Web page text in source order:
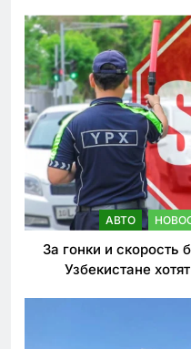
АВТО
За гонки и скорость
Узбекистане